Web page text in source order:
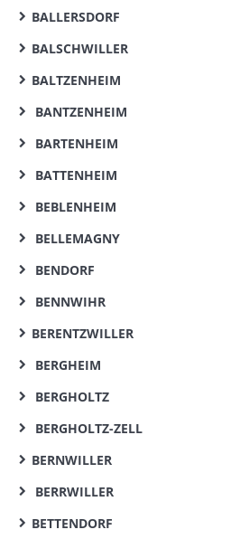
BALLERSDORF
BALSCHWILLER
BALTZENHEIM
BANTZENHEIM
BARTENHEIM
BATTENHEIM
BEBLENHEIM
BELLEMAGNY
BENDORF
BENNWIHR
BERENTZWILLER
BERGHEIM
BERGHOLTZ
BERGHOLTZ-ZELL
BERNWILLER
BERRWILLER
BETTENDORF